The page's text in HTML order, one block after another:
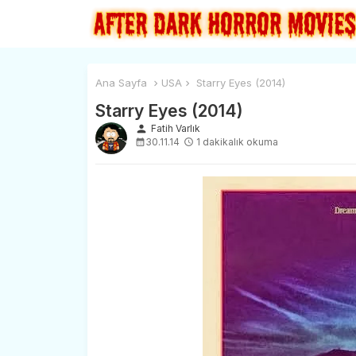
Ana Sayfa USA Starry Eyes (2014)
Starry Eyes (2014)
person Fatih Varlık
30.11.14
1 dakikalık okuma